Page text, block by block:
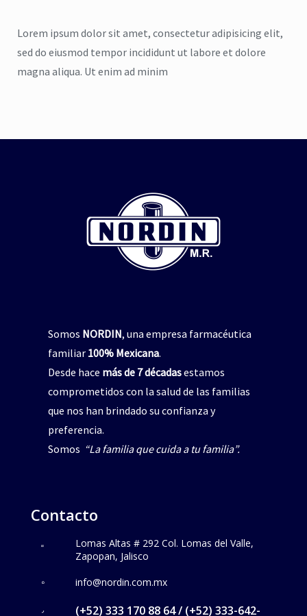
Lorem ipsum dolor sit amet, consectetur adipisicing elit,
sed do eiusmod tempor incididunt ut labore et dolore
magna aliqua. Ut enim ad minim
Somos NORDIN, una empresa farmacéutica
familiar 100% Mexicana.
Desde hace más de 7 décadasestamos
comprometidos con la salud de las familias
que nos han brindado su confianza y
preferencia.
Somos “La familia que cuida a tu familia”.
Contacto
Lomas Altas # 292 Col. Lomas del Valle,
Zapopan, Jalisco
info@nordin.com.mx
(+52) 333 170 88 64 / (+52) 333-642-